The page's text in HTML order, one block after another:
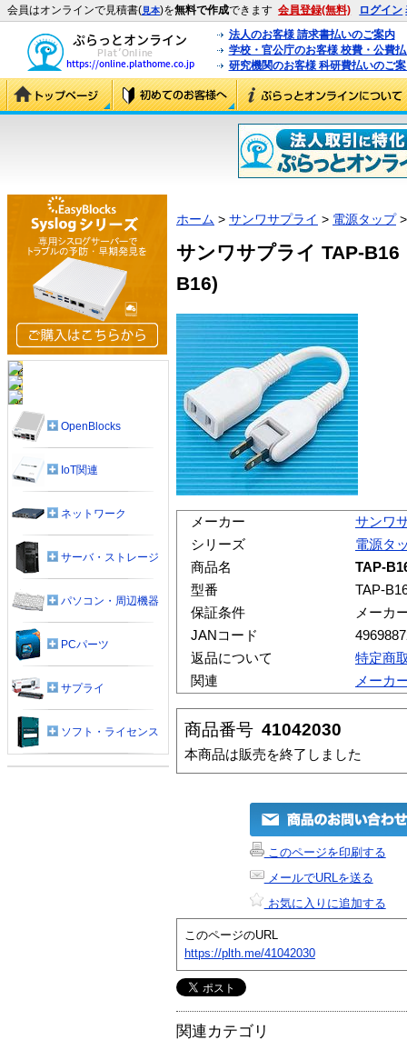
会員はオンラインで見積書(見本)を無料で作成できます 会員登録(無料) ログイン
法人のお客様 請求書払いのご案内
学校・官公庁のお客様 校費・公費
研究機関のお客様 科研費払いのご
ホーム > サンワサプライ > 電源タップ>
サンワサプライ TAP-B16
B16)
メーカー
サンワ
シリーズ
電源タ
商品名
TAP-
型番
TAP-
保証条件
メーカ
JANコード
返品について
特定商
関連
メーカ
商品番号 41042030
本商品は販売を終了しました
このページを印刷する
メールでURLを送る
お気に入りに追加する
このページのURL
https://plth.me/41042030
関連カテゴリ
OpenBlocks
IoT関連
ネットワーク
サーバ・ストレージ
パソコン・周辺機器
PCパーツ
サプライ
ソフト・ライセンス